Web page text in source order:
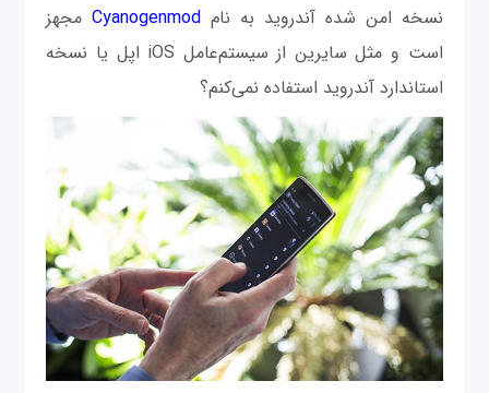
نسخه امن شده ‌آندروید به نام Cyanogenmodمجهز
است و مثل سایرین از سیستم‌عامل iOS اپل یا نسخه
استاندارد آندروید استفاده نمی‌کنم؟